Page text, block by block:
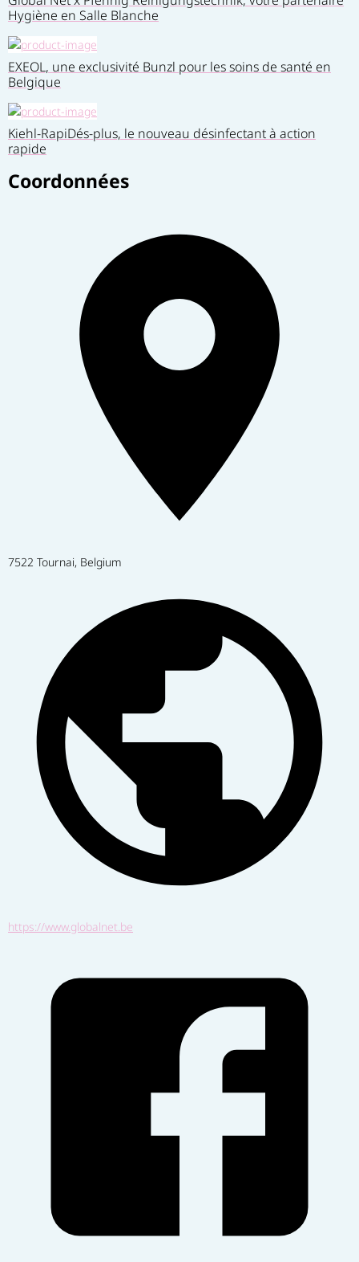
Hygiène en Salle Blanche
EXEOL, une exclusivité Bunzl pour les soins de santé en
Belgique
Kiehl-RapiDés-plus, le nouveau désinfectant à action
rapide
Coordonnées
7522 Tournai, Belgium
https://www.globalnet.be